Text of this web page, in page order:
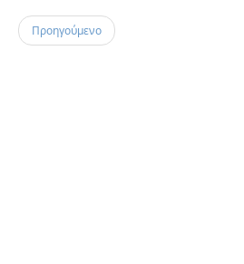
Προηγούμενο